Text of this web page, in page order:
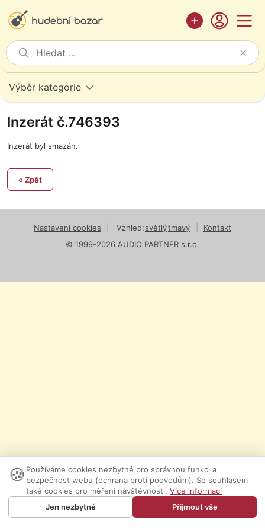
Výběr kategorie
Inzerát č.746393
Inzerát byl smazán.
« Zpět
Nastavení cookies Vzhled:světlýtmavý
Kontakt
© 1999-2026 AUDIO PARTNER s.r.o.
🍪 Používáme cookies nezbytné pro správnou funkci a
bezpečnost webu (ochrana proti podvodům). Se souhlasem
také cookies pro měření návštěvnosti. Více informací
Jen nezbytné
Přijmout vše